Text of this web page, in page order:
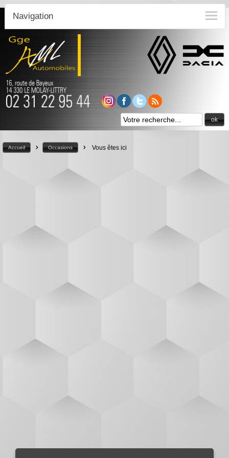
ok
Navigation
Accueil > Occasions > Vous êtes ici